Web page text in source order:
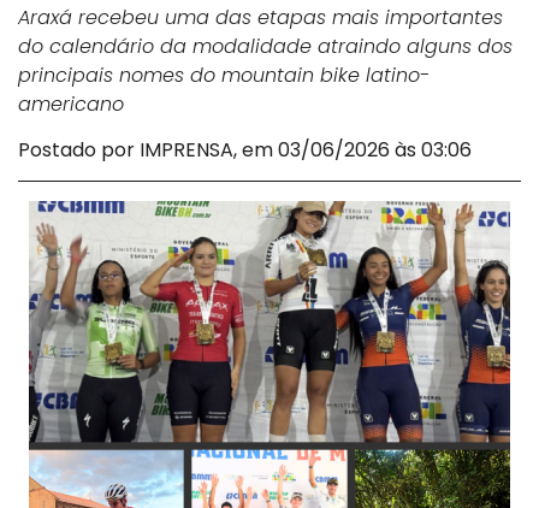
Araxá recebeu uma das etapas mais importantes
do calendário da modalidade atraindo alguns dos
principais nomes do mountain bike latino-
americano
Postado por IMPRENSA, em 03/06/2026 às 03:06